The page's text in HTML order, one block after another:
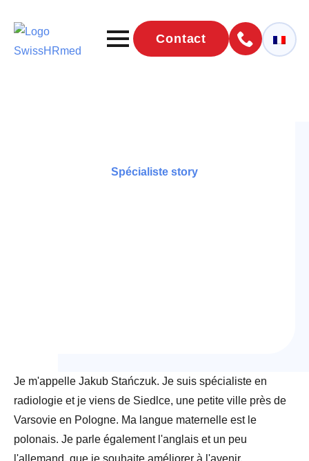
Contact
Spécialiste story
Je m'appelle Jakub Stańczuk. Je suis spécialiste en
radiologie et je viens de Siedlce, une petite ville près de
Varsovie en Pologne. Ma langue maternelle est le
polonais. Je parle également l'anglais et un peu
l'allemand, que je souhaite améliorer à l'avenir.